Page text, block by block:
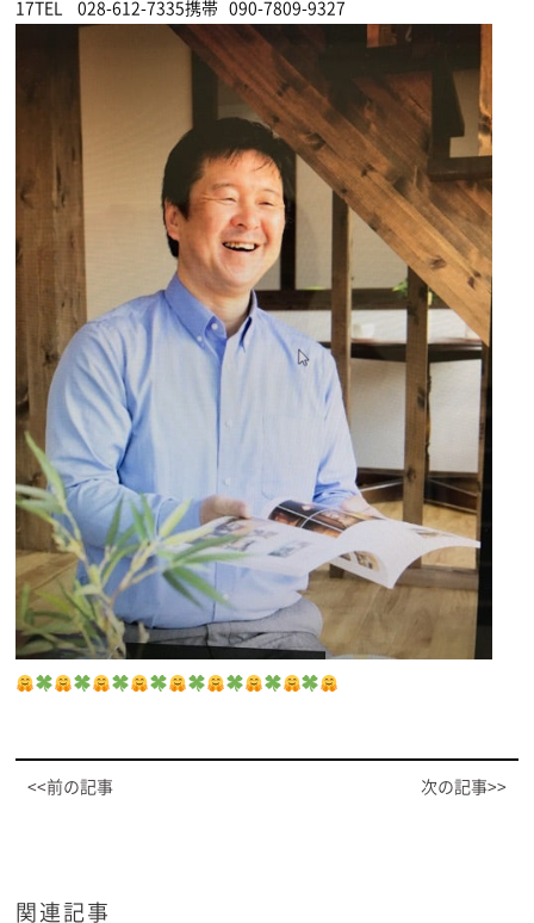
17TEL 028-612-7335携帯 090-7809-9327
<<前の記事 次の記事>>
関連記事